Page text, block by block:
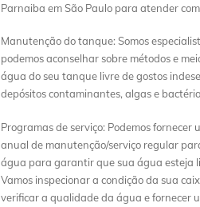
Parnaiba em São Paulo para atender
Manutenção do tanque: Somos
podemos aconselhar sobre métodos e
água do seu tanque livre de gostos
depósitos contaminantes, algas e
Programas de serviço: Podemos fornecer
anual de manutenção/serviço regular
água para garantir que sua água esteja
Vamos inspecionar a condição da sua
verificar a qualidade da água e fornecer